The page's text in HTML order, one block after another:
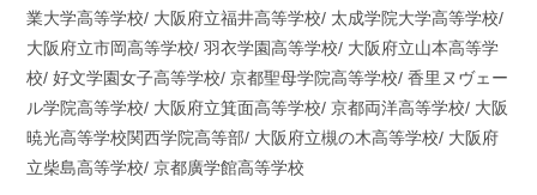
業大学高等学校/ 大阪府立福井高等学校/ 太成学院大学高等学校/
大阪府立市岡高等学校/ 羽衣学園高等学校/ 大阪府立山本高等学
校/ 好文学園女子高等学校/ 京都聖母学院高等学校/ 香里ヌヴェー
ル学院高等学校/ 大阪府立箕面高等学校/ 京都両洋高等学校/ 大阪
暁光高等学校関西学院高等部/ 大阪府立槻の木高等学校/ 大阪府
立柴島高等学校/ 京都廣学館高等学校